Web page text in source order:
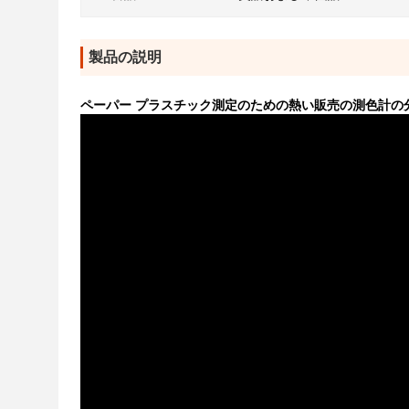
製品の説明
ペーパー プラスチック測定のための熱い販売の測色計の